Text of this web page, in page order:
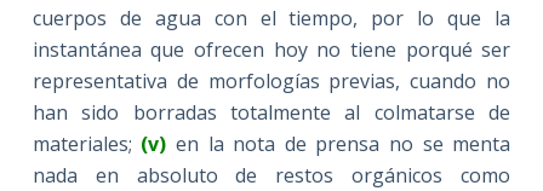
cuerpos de agua con el tiempo, por lo que la
instantánea que ofrecen hoy no tiene porqué ser
representativa de morfologías previas, cuando no
han sido borradas totalmente al colmatarse de
materiales; (v) en la nota de prensa no se menta
nada en absoluto de restos orgánicos como